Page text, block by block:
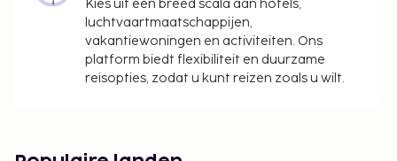
Kies uit een breed scala aan hotels,
luchtvaartmaatschappijen,
vakantiewoningen en activiteiten. Ons
platform biedt flexibiliteit en duurzame
reisopties, zodat u kunt reizen zoals u wilt.